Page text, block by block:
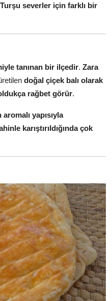
Turşu severler için farklı bir
tanınan bir ilçedir. Zara
doğal çiçek balı olarak
rağbet görür.
yapısıyla
karıştırıldığında çok